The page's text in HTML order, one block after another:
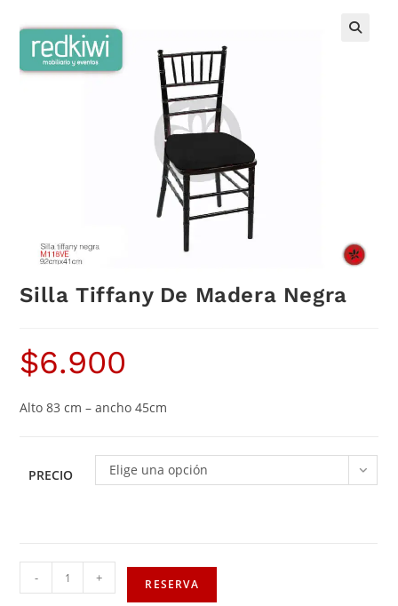
Silla Tiffany De Madera Negra
$6.900
Alto 83 cm – ancho 45cm
PRECIO Elige una opción
- + RESERVA